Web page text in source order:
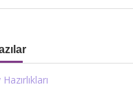
Hazırlıkları